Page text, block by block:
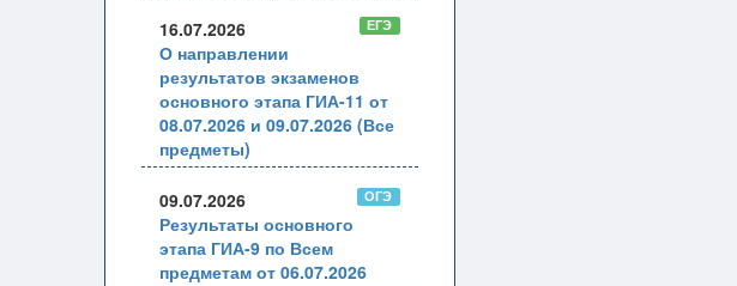
16.07.2026 ЕГЭ
О направлении
результатов экзаменов
основного этапа ГИА-11 от
08.07.2026 и 09.07.2026 (Все
предметы)
09.07.2026 ОГЭ
Результаты основного
этапа ГИА-9 по Всем
предметам от 06.07.2026